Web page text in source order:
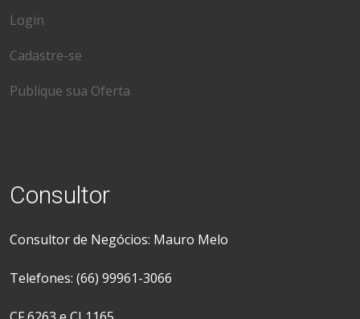
Login
Cadastre-se
Publique sua Oferta
Consultor
Consultor de Negócios: Mauro Melo
Telefones: (66) 99961-3066